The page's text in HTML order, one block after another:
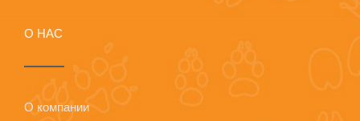
О НАС
О компании